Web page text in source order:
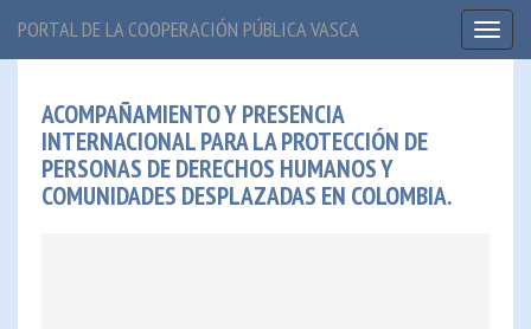
PORTAL DE LA COOPERACIÓN PÚBLICA VASCA
ACOMPAÑAMIENTO Y PRESENCIA
INTERNACIONAL PARA LA PROTECCIÓN DE
PERSONAS DE DERECHOS HUMANOS Y
COMUNIDADES DESPLAZADAS EN COLOMBIA.